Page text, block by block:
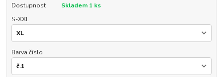
Dostupnost
Skladem 1 ks
S-XXL
Barva číslo